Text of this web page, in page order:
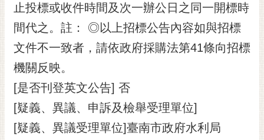
止投標或收件時間及次一辦公日之同一開標時
間代之。註： ◎以上招標公告內容如與招標
文件不一致者，請依政府採購法第41條向招標
機關反映。
[是否刊登英文公告] 否
[疑義、異議、申訴及檢舉受理單位]
[疑義、異議受理單位]臺南市政府水利局